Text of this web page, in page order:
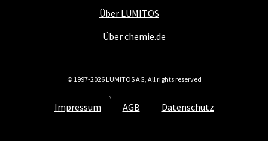
Über LUMITOS
Über chemie.de
Impressum AGB Datenschutz
© 1997-2026 LUMITOS AG, All rights reserved